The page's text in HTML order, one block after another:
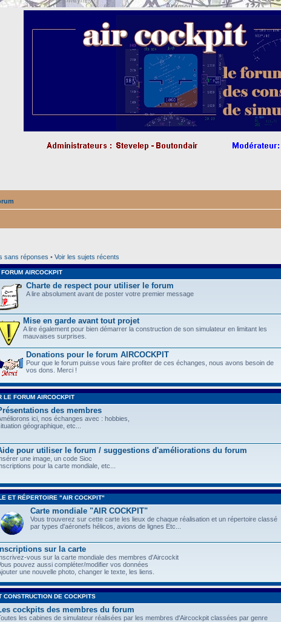
sans réponses • Voir les sujets récents
AIRCOCKPIT
Charte de respect pour utiliser le forum
A lire absolument avant de poster votre premier message
Mise en garde avant tout projet
A lire également pour bien démarrer la construction de son simulateur en limitant les
mauvaises surprises.
Donations pour le forum AIRCOCKPIT
Pour que le forum puisse vous faire profiter de ces échanges, nous avons besoin de
vos dons. Merci !
LE FORUM AIRCOCKPIT
des membres
ici, nos échanges avec : hobbies,
géographique, etc...
pour utiliser le forum / suggestions d'améliorations du forum
une image, un code Sioc
pour la carte mondiale, etc...
ET RÉPERTOIRE "AIR COCKPIT"
Carte mondiale "AIR COCKPIT"
Vous trouverez sur cette carte les lieux de chaque réalisation et un répertoire classé
par types d'aéronefs hélicos, avions de lignes Etc...
sur la carte
vous sur la carte mondiale des membres d'Aircockit
pouvez aussi compléter/modifier vos données
une nouvelle photo, changer le texte, les liens.
CONSTRUCTION DE COCKPITS
cockpits des membres du forum
les cabines de simulateur réalisées par les membres d'Aircockpit classées par genre